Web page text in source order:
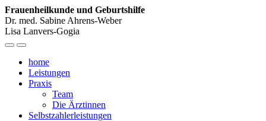
Frauenheilkunde und Geburtshilfe
Dr. med. Sabine Ahrens-Weber
Lisa Lanvers-Gogia
home
Leistungen
Praxis
Team
Die Ärztinnen
Selbstzahlerleistungen